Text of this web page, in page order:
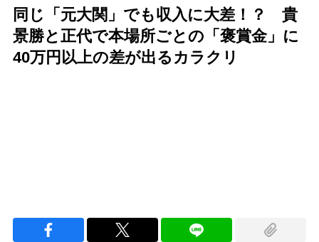
同じ「元大関」でも収入に大差！？ 貴
景勝と正代で本場所ごとの「褒賞金」に
40万円以上の差が出るカラクリ